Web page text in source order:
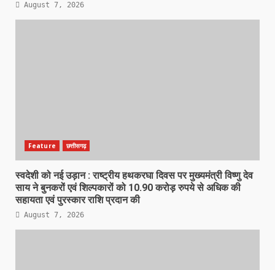
August 7, 2026
Feature छत्तीसगढ़
स्वदेशी को नई उड़ान : राष्ट्रीय हथकरघा दिवस पर मुख्यमंत्री विष्णु देव
साय ने बुनकरों एवं शिल्पकारों को 10.90 करोड़ रुपये से अधिक की
सहायता एवं पुरस्कार राशि प्रदान की
August 7, 2026